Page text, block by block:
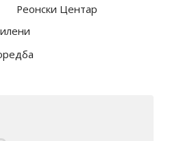
Реонски Центар